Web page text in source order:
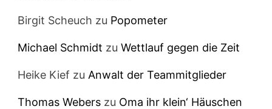
Birgit Scheuch zu Popometer
Michael Schmidt zuWettlauf gegen die Zeit
Heike Kief zu Anwalt der Teammitglieder
Thomas Webers zu Oma ihr klein‘ Häuschen